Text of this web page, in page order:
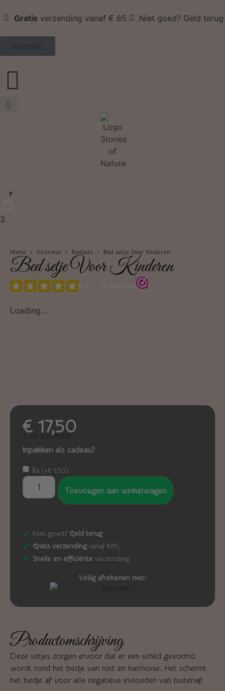
Gratis verzending vanaf € 85 Niet goed? Geld terug
Inloggen
3
Home › Interieur › Bedsets › Bed setje Voor Kinderen
Bed setje Voor Kinderen
Loading...
€17,50
4 op voorraad
Inpakken als cadeau?
Ja (+€ 1,50)
Toevoegen aan winkelwagen
Niet goed? Geld terug
Gratis verzending vanaf €85,-
Snelle en efficiënte verzending
Veilig afrekenen met:
Productomschrijving
Deze setjes zorgen ervoor dat er een schild gevormd
wordt rond het bedje van rust en harmonie. Het schermt
het bedje af voor alle negatieve invloeden van buitenaf.